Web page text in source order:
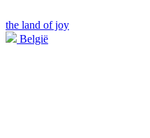
the land of joy
België